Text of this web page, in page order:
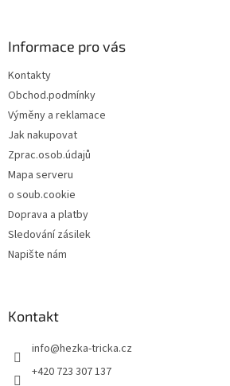
Informace pro vás
Kontakty
Obchod.podmínky
Výměny a reklamace
Jak nakupovat
Zprac.osob.údajů
Mapa serveru
o soub.cookie
Doprava a platby
Sledování zásilek
Napište nám
Kontakt
info@hezka-tricka.cz
+420 723 307 137